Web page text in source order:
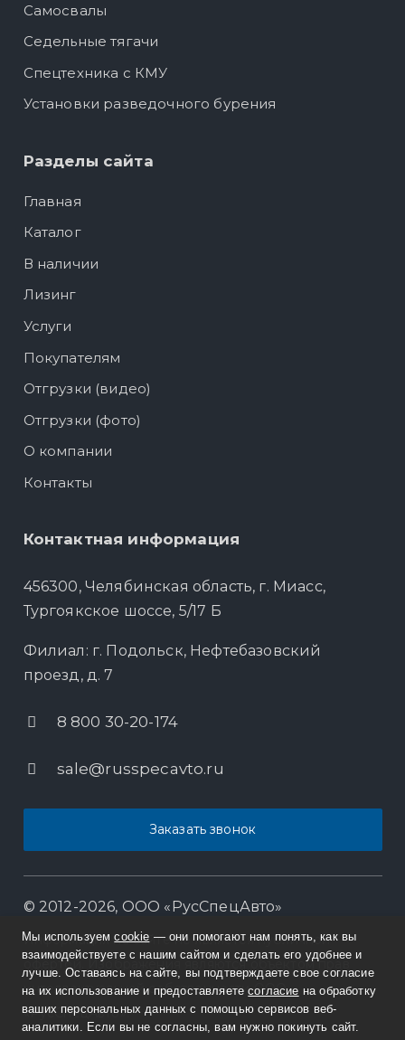
Самосвалы
Седельные тягачи
Спецтехника с КМУ
Установки разведочного бурения
Разделы сайта
Главная
Каталог
В наличии
Лизинг
Услуги
Покупателям
Отгрузки (видео)
Отгрузки (фото)
О компании
Контакты
Контактная информация
456300, Челябинская область, г. Миасс,
Тургоякское шоссе, 5/17 Б
Филиал: г. Подольск, Нефтебазовский
проезд, д. 7
8 800 30-20-174
sale@russpecavto.ru
Заказать звонок
© 2012-2026, ООО «РусСпецАвто»
Информация на сайте не является публичной
офертой. Изображения являются объектом прав
интеллектуальной собственности ООО
«РусСпецАвто».
Мы используемcookie — они помогают нам понять, как вы
взаимодействуете с нашим сайтом и сделать его удобнее и
лучше. Оставаясь на сайте, вы подтверждаете свое согласие
на их использование и предоставляетесогласие на обработку
ваших персональных данных с помощью сервисов веб-
аналитики. Если вы не согласны, вам нужно покинуть сайт.